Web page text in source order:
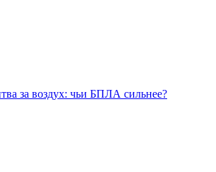
за воздух: чьи БПЛА сильнее?